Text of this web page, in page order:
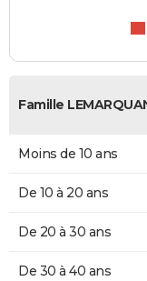
Famille
Moins de 10 ans
De 10 à 20 ans
De 20 à 30 ans
De 30 à 40 ans